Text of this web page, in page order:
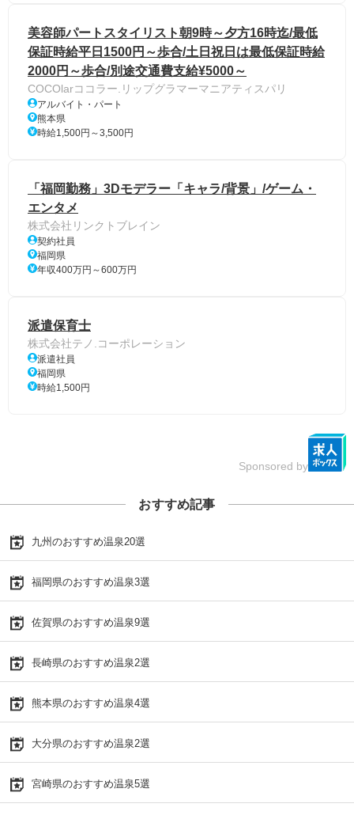
美容師パートスタイリスト朝9時～夕方16時迄/最低
保証時給平日1500円～歩合/土日祝日は最低保証時給
2000円～歩合/別途交通費支給¥5000～
COCOlarココラー.リップグラマーマニアティスパリ
アルバイト・パート
熊本県
時給1,500円～3,500円
「福岡勤務」3Dモデラー「キャラ/背景」/ゲーム・
エンタメ
株式会社リンクトブレイン
契約社員
福岡県
年収400万円～600万円
派遣保育士
株式会社テノ.コーポレーション
派遣社員
福岡県
時給1,500円
Sponsored by
おすすめ記事
九州のおすすめ温泉20選
福岡県のおすすめ温泉3選
佐賀県のおすすめ温泉9選
長崎県のおすすめ温泉2選
熊本県のおすすめ温泉4選
大分県のおすすめ温泉2選
宮崎県のおすすめ温泉5選